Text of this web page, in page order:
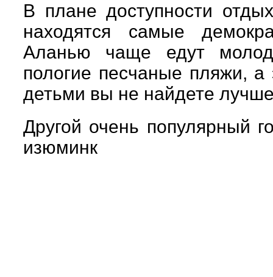
В плане доступности
находятся самые
Аланью чаще едут
пологие песчаные пляжи, а
детьми вы не найдете
Другой очень популярный
изюминк